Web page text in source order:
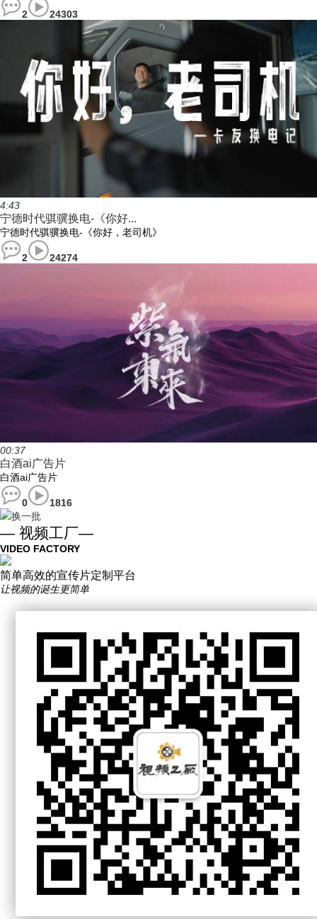
2 24303
4:43
宁德时代骐骥换电-《你好...
宁德时代骐骥换电-《你好，老司机》
2 24274
00:37
白酒ai广告片
白酒ai广告片
0
1816
换一批
— 视频工厂—
VIDEO FACTORY
简单高效的宣传片定制平台
让视频的诞生更简单